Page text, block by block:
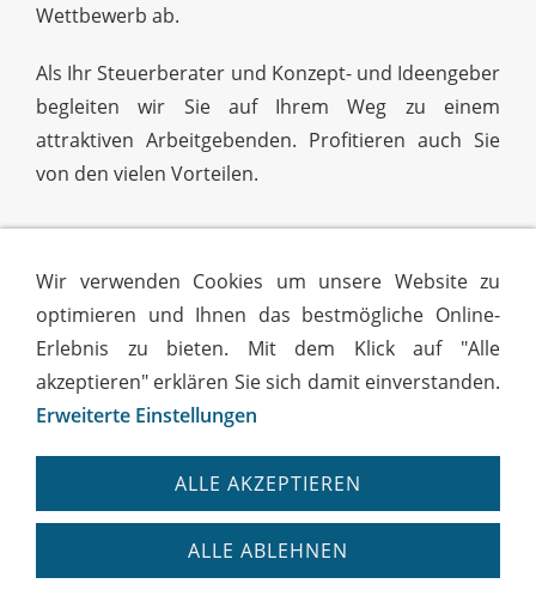
Wettbewerb ab.
Als Ihr Steuerberater und Konzept- und Ideengeber
begleiten wir Sie auf Ihrem Weg zu einem
attraktiven Arbeitgebenden. Profitieren auch Sie
von den vielen Vorteilen.
Netto im Portemonnaie
Reduzieren Sie spürbar Ihre Lohnnebenkosten
Binden Sie Ihre Mitarbeitenden an Ihr
Unternehmen mit attraktiven Gehaltsextras
Wirken Sie innerbetrieblichen
Gehaltsvergleichen entgegen
Machen Sie Ihre Löhne transparent und
Wir verwenden Cookies um unsere Website zu
optimieren und Ihnen das bestmögliche Online-
Erlebnis zu bieten. Mit dem Klick auf "Alle
akzeptieren" erklären Sie sich damit einverstanden.
Erweiterte Einstellungen
ALLE AKZEPTIEREN
ALLE ABLEHNEN